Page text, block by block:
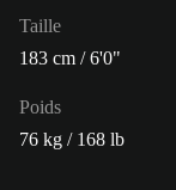
Taille
183 cm / 6'0"
Poids
76 kg / 168 lb